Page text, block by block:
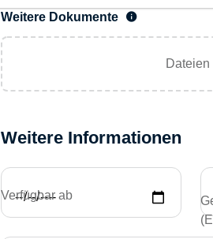
Weitere Dokumente
Weitere Informationen
Verfügbar ab